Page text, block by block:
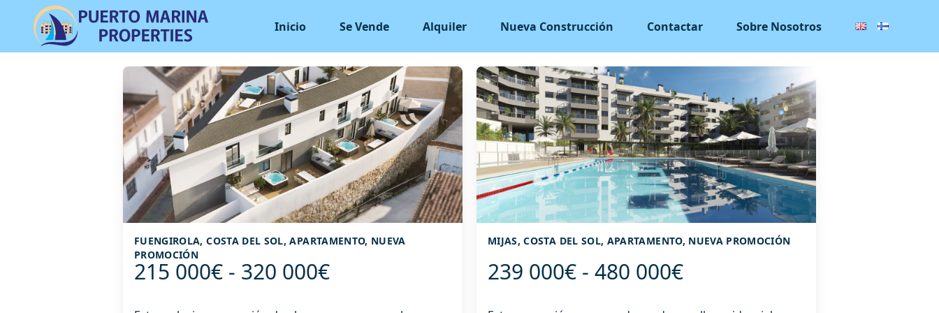
Inicio Se Vende Alquiler Nueva Construcción Contactar Sobre Nosotros
FUENGIROLA, COSTA DEL SOL, APARTAMENTO, NUEVA
PROMOCIÓN
215 000€ - 320 000€
MIJAS, COSTA DEL SOL, APARTAMENTO, NUEVA PROMOCIÓN
239 000€ - 480 000€